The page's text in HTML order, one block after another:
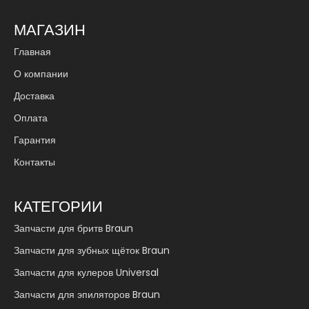
МАГАЗИН
Главная
О компании
Доставка
Оплата
Гарантия
Контакты
КАТЕГОРИИ
Запчасти для бритв Braun
Запчасти для зубных щёток Braun
Запчасти для кулеров Universal
Запчасти для эпиляторов Braun